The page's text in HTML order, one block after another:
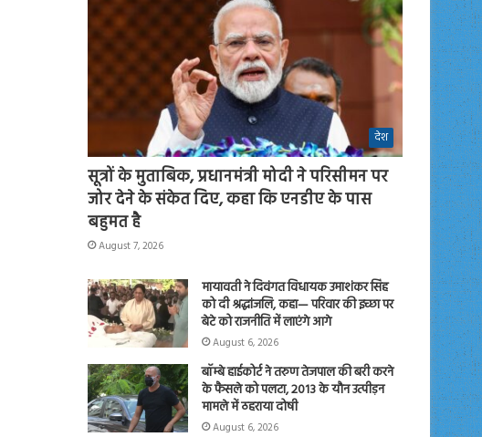
देश
सूत्रों के मुताबिक, प्रधानमंत्री मोदी ने परिसीमन पर
जोर देने के संकेत दिए, कहा कि एनडीए के पास
बहुमत है
August 7, 2026
मायावती ने दिवंगत विधायक उमाशंकर सिंह
को दी श्रद्धांजलि, कहा— परिवार की इच्छा पर
बेटे को राजनीति में लाएंगे आगे
August 6, 2026
बॉम्बे हाईकोर्ट ने तरुण तेजपाल की बरी करने
के फैसले को पलटा, 2013 के यौन उत्पीड़न
मामले में ठहराया दोषी
August 6, 2026